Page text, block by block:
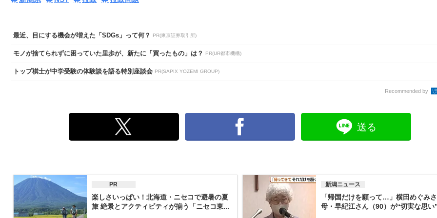
最近、目にする機会が増えた「SDGs」って何？ PR(東京証券取引所)
モノが捨てられずに困っていた里歩が、新たに「買ったもの」は？ PR(UR都市機構)
トップ棋士が中学受験の体験談を語る特別座談会 PR(SAPIX YOZEMI GROUP)
Recommended by
送る
PR
楽しさいっぱい！北海道・ニセコで避暑の夏
旅 絶景とアクティビティが揃う「ニセコ東...
新潟ニュース
「帰国だけを願って…」横田めぐみ
母・早紀江さん（90）が“切実な思い